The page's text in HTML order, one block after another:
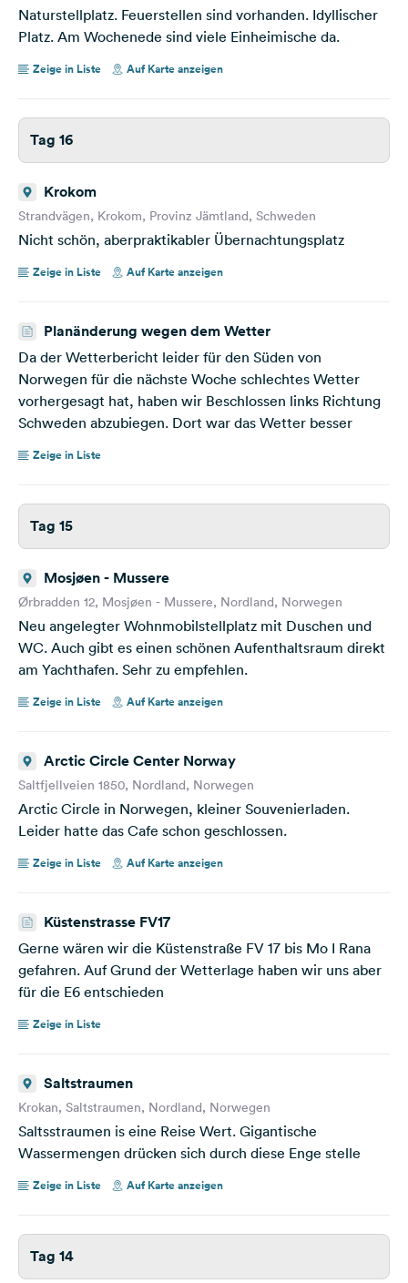
Naturstellplatz. Feuerstellen sind vorhanden. Idyllischer
Platz. Am Wochenede sind viele Einheimische da.
Zeige in Liste Auf Karte anzeigen
Tag 16
Krokom
Strandvägen, Krokom, Provinz Jämtland, Schweden
Nicht schön, aberpraktikabler Übernachtungsplatz
Zeige in Liste Auf Karte anzeigen
Planänderung wegen dem Wetter
Da der Wetterbericht leider für den Süden von
Norwegen für die nächste Woche schlechtes Wetter
vorhergesagt hat, haben wir Beschlossen links Richtung
Schweden abzubiegen. Dort war das Wetter besser
Zeige in Liste
Tag 15
Mosjøen - Mussere
Ørbradden 12, Mosjøen - Mussere, Nordland, Norwegen
Neu angelegter Wohnmobilstellplatz mit Duschen und
WC. Auch gibt es einen schönen Aufenthaltsraum direkt
am Yachthafen. Sehr zu empfehlen.
Zeige in Liste Auf Karte anzeigen
Arctic Circle Center Norway
Saltfjellveien 1850, Nordland, Norwegen
Arctic Circle in Norwegen, kleiner Souvenierladen.
Leider hatte das Cafe schon geschlossen.
Zeige in Liste Auf Karte anzeigen
Küstenstrasse FV17
Gerne wären wir die Küstenstraße FV 17 bis Mo I Rana
gefahren. Auf Grund der Wetterlage haben wir uns aber
für die E6 entschieden
Zeige in Liste
Saltstraumen
Krokan, Saltstraumen, Nordland, Norwegen
Saltsstraumen is eine Reise Wert. Gigantische
Wassermengen drücken sich durch diese Enge stelle
Zeige in Liste Auf Karte anzeigen
Tag 14